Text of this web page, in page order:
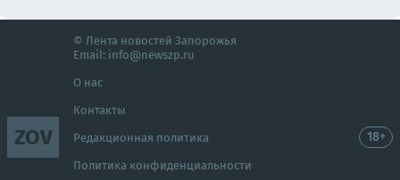
ZOV
© Лента новостей Запорожья
Email: info@newszp.ru
О нас
Контакты
Редакционная политика
Политика конфиденциальности
18+